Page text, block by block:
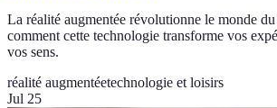
La réalité augmentée révolutionne le monde
comment cette technologie transforme vos
vos sens.
réalité augmentéetechnologie et loisirs
Jul 25